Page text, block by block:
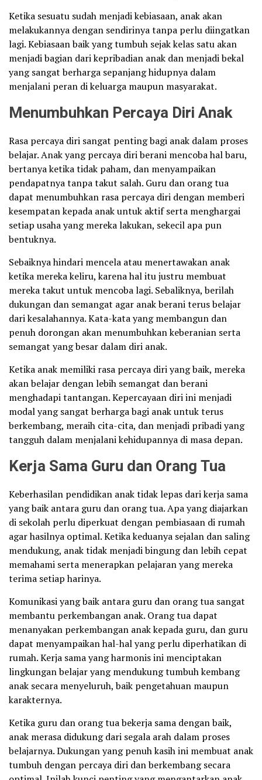
Ketika sesuatu sudah menjadi kebiasaan, anak akan
melakukannya dengan sendirinya tanpa perlu diingatkan
lagi. Kebiasaan baik yang tumbuh sejak kelas satu akan
menjadi bagian dari kepribadian anak dan menjadi bekal
yang sangat berharga sepanjang hidupnya dalam
menjalani peran di keluarga maupun masyarakat.
Menumbuhkan Percaya Diri Anak
Rasa percaya diri sangat penting bagi anak dalam proses
belajar. Anak yang percaya diri berani mencoba hal baru,
bertanya ketika tidak paham, dan menyampaikan
pendapatnya tanpa takut salah. Guru dan orang tua
dapat menumbuhkan rasa percaya diri dengan memberi
kesempatan kepada anak untuk aktif serta menghargai
setiap usaha yang mereka lakukan, sekecil apa pun
bentuknya.
Sebaiknya hindari mencela atau menertawakan anak
ketika mereka keliru, karena hal itu justru membuat
mereka takut untuk mencoba lagi. Sebaliknya, berilah
dukungan dan semangat agar anak berani terus belajar
dari kesalahannya. Kata-kata yang membangun dan
penuh dorongan akan menumbuhkan keberanian serta
semangat yang besar dalam diri anak.
Ketika anak memiliki rasa percaya diri yang baik, mereka
akan belajar dengan lebih semangat dan berani
menghadapi tantangan. Kepercayaan diri ini menjadi
modal yang sangat berharga bagi anak untuk terus
berkembang, meraih cita-cita, dan menjadi pribadi yang
tangguh dalam menjalani kehidupannya di masa depan.
Kerja Sama Guru dan Orang Tua
Keberhasilan pendidikan anak tidak lepas dari kerja sama
yang baik antara guru dan orang tua. Apa yang diajarkan
di sekolah perlu diperkuat dengan pembiasaan di rumah
agar hasilnya optimal. Ketika keduanya sejalan dan saling
mendukung, anak tidak menjadi bingung dan lebih cepat
memahami serta menerapkan pelajaran yang mereka
terima setiap harinya.
Komunikasi yang baik antara guru dan orang tua sangat
membantu perkembangan anak. Orang tua dapat
menanyakan perkembangan anak kepada guru, dan guru
dapat menyampaikan hal-hal yang perlu diperhatikan di
rumah. Kerja sama yang harmonis ini menciptakan
lingkungan belajar yang mendukung tumbuh kembang
anak secara menyeluruh, baik pengetahuan maupun
karakternya.
Ketika guru dan orang tua bekerja sama dengan baik,
anak merasa didukung dari segala arah dalam proses
belajarnya. Dukungan yang penuh kasih ini membuat anak
tumbuh dengan percaya diri dan berkembang secara